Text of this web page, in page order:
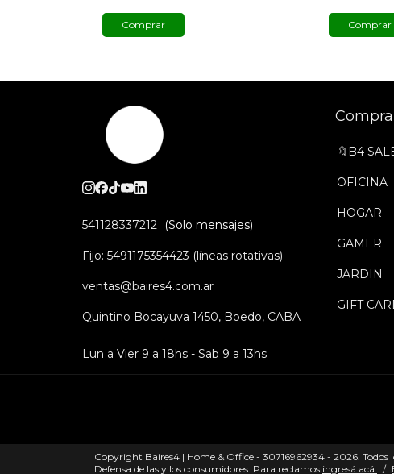
Comprar Comprar
541128337212
Fijo: 5491175354423 (líneas rotativas)
ventas@baires4.com.ar
Quintino Bocayuva 1450, Boedo, CABA
Lun a Vier 9 a 18hs - Sab 9 a 13hs
🔖B4
OFICINA
HOGAR
GAMER
JARDIN
GIFT
Copyright Baires4 | Home & Office - 30716962934 - 2026. Todos
Defensa de las y los consumidores. Para reclamos ingresá acá. /